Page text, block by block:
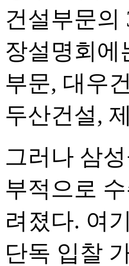
건설부문의
장설명회에
부문, 대우
두산건설,
그러나 삼
부적으로
려졌다. 여
단독 입찰